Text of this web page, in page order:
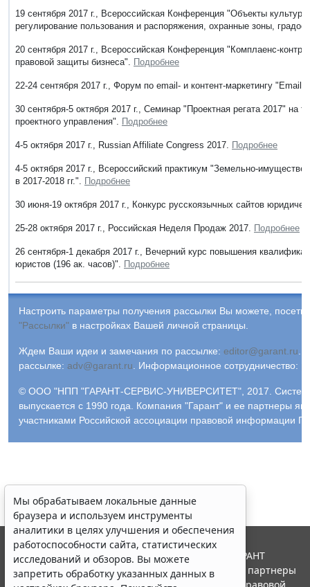
19 сентября 2017 г., Всероссийская Конференция "Объекты
регулирование пользования и распоряжения, охранные зоны,
20 сентября 2017 г., Всероссийская Конференция "Комплаенс-
правовой защиты бизнеса". Подробнее
22-24 сентября 2017 г., Форум по email- и контент-маркетингу
30 сентября-5 октября 2017 г., Семинар "Проектная регата 2017"
проектного управления". Подробнее
4-5 октября 2017 г., Russian Affiliate Congress 2017. Подробнее
4-5 октября 2017 г., Всероссийский практикум "Земельно-
в 2017-2018 гг.". Подробнее
30 июня-19 октября 2017 г., Конкурс русскоязычных сайтов
25-28 октября 2017 г., Российская Неделя Продаж 2017. Подробнее
26 сентября-1 декабря 2017 г., Вечерний курс повышения
юристов (196 ак. часов)". Подробнее
Настроить параметры получения рассылки Вы можете,
"Рассылки" в настройках Вашей личной страницы.
Ждем Ваши идеи и замечания по рассылке: editor@garant.ru
рассылке: adv@garant.ru Информационное сотрудничество:
© ООО "НПП "ГАРАНТ-СЕРВИС-УНИВЕРСИТЕТ", 2017.
выпускается с 1990 года. Компания "Гарант" и ее партнеры
участниками Российской ассоциации правовой информации
Мы обрабатываем локальные данные
браузера и используем инструменты
аналитики в целях улучшения и обеспечения
работоспособности сайта, статистических
исследований и обзоров. Вы можете
запретить обработку указанных данных в
© ООО "НПП "ГАРАНТ-СЕРВИС", 2026. Система ГАРАНТ
выпускается с 1990 года. Компания "Гарант" и ее партнеры